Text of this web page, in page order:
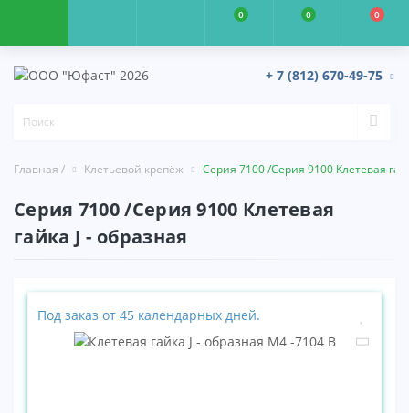
0 0 0
+ 7 (812) 670-49-75
Главная / Клетьевой крепёж Серия 7100 /Серия 9100 Клетевая
Серия 7100 /Серия 9100 Клетевая
гайка J - образная
Под заказ от 45 календарных дней.